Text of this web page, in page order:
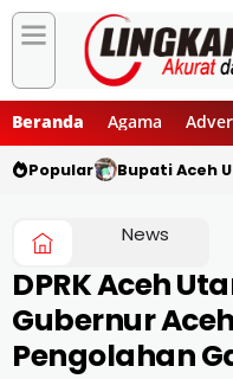
Beranda Agama
Popular Bupati Aceh
News
DPRK Aceh
Gubernur
Pengolahan